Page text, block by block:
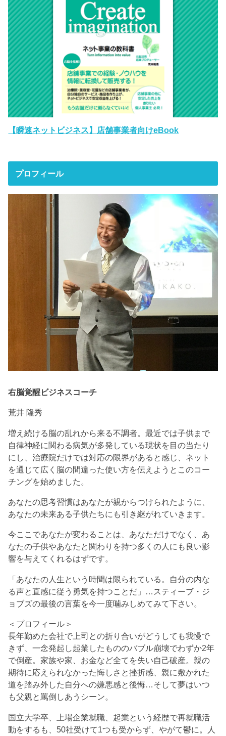
【瞬速ネットビジネス】店舗事業者向けeBook
プロフィール
右脳覚醒ビジネスコーチ
荒井 隆秀
増え続ける脳の乱れから来る不調者。最近では子供まで
自律神経に関わる病気が多発している現状を目の当たり
にし、治療院だけでは対応の限界があると感じ、ネット
を通じて広く脳の間違った使い方を伝えようとこのコー
チングを始めました。
あなたの思考習慣はあなたが親からつけられたように、
あなたの未来ある子供たちにも引き継がれていきます。
今ここであなたが変わることは、あなただけでなく、あ
なたの子供やあなたと関わりを持つ多くの人にも良い影
響を与えてくれるはずです。
「あなたの人生という時間は限られている。自分の内な
る声と直感に従う勇気を持つことだ」…スティーブ・ジ
ョブズの最後の言葉を今一度噛みしめてみて下さい。
＜プロフィール＞
長年勤めた会社で上司との折り合いがどうしても我慢で
きず、一念発起し起業したもののバブル崩壊でわずか2年
で倒産。家族や家、お金など全てを失い自己破産。親の
期待に応えられなかった悔しさと挫折感、親に敷かれた
道を踏み外した自分への嫌悪感と後悔…そして夢はいつ
も父親と罵倒しあうシーン。
国立大学卒、上場企業就職、起業という経歴で再就職活
動をするも、50社受けて1つも受からず、やがて鬱に。人